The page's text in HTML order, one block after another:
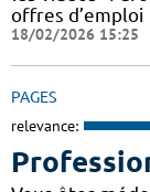
offres d’emploi
18/02/2026 15:25
PAGES
relevance: